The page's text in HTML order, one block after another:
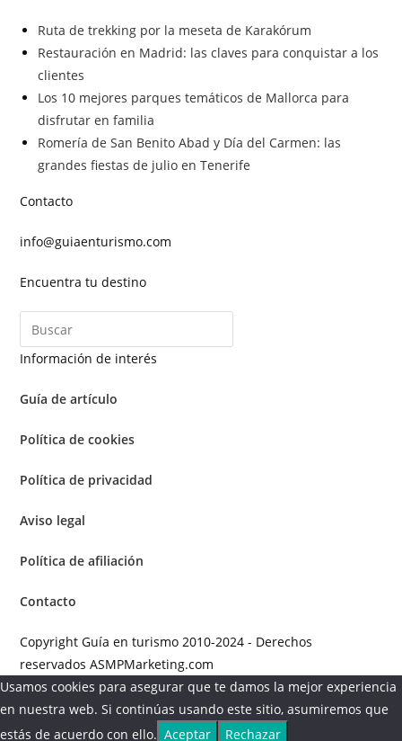
Ruta de trekking por la meseta de Karakórum
Restauración en Madrid: las claves para conquistar a los
clientes
Los 10 mejores parques temáticos de Mallorca para
disfrutar en familia
Romería de San Benito Abad y Día del Carmen: las
grandes fiestas de julio en Tenerife
Contacto
info@guiaenturismo.com
Encuentra tu destino
Información de interés
Guía de artículo
Política de cookies
Política de privacidad
Aviso legal
Política de afiliación
Contacto
Copyright Guía en turismo 2010-2024 - Derechos
reservados ASMPMarketing.com
Usamos cookies para asegurar que te damos la mejor experiencia
en nuestra web. Si continúas usando este sitio, asumiremos que
estás de acuerdo con ello. Aceptar Rechazar